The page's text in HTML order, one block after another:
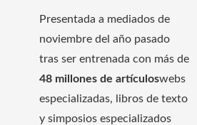
Presentada a mediados de
noviembre del año pasado
tras ser entrenada con más de
48 millones de artículoswebs
especializadas, libros de texto
y simposios especializados